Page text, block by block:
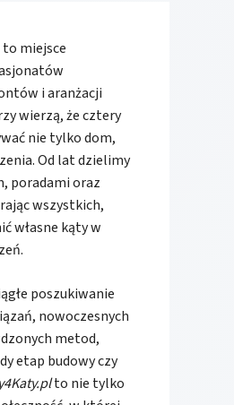
to miejsce
i aranżacji
wierzą, że cztery
nie tylko dom,
Od lat dzielimy
poradami oraz
wszystkich,
własne kąty w
poszukiwanie
nowoczesnych
metod,
etap budowy czy
to nie tylko